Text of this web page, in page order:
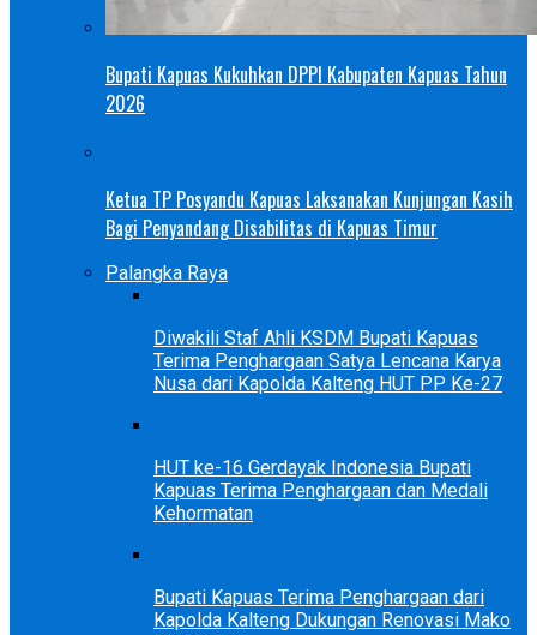
Bupati Kapuas Kukuhkan DPPI Kabupaten Kapuas Tahun
2026
Ketua TP Posyandu Kapuas Laksanakan Kunjungan Kasih
Bagi Penyandang Disabilitas di Kapuas Timur
Palangka Raya
Diwakili Staf Ahli KSDM Bupati Kapuas
Terima Penghargaan Satya Lencana Karya
Nusa dari Kapolda Kalteng HUT PP Ke-27
HUT ke-16 Gerdayak Indonesia Bupati
Kapuas Terima Penghargaan dan Medali
Kehormatan
Bupati Kapuas Terima Penghargaan dari
Kapolda Kalteng Dukungan Renovasi Mako